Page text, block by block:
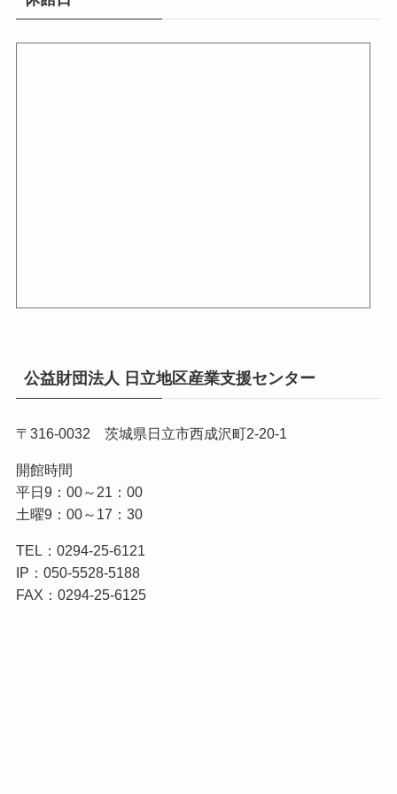
公益財団法人 日立地区産業支援センター
〒316-0032 茨城県日立市西成沢町2-20-1
開館時間
平日9：00～21：00
土曜9：00～17：30
TEL：0294-25-6121
IP：050-5528-5188
FAX：0294-25-6125